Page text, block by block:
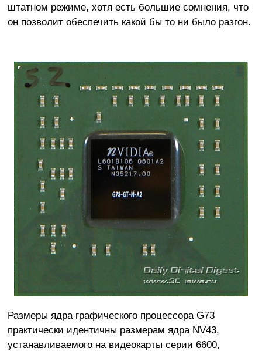
штатном режиме, хотя есть большие сомнения, что
он позволит обеспечить какой бы то ни было разгон.
Размеры ядра графического процессора G73
практически идентичны размерам ядра NV43,
устанавливаемого на видеокарты серии 6600,